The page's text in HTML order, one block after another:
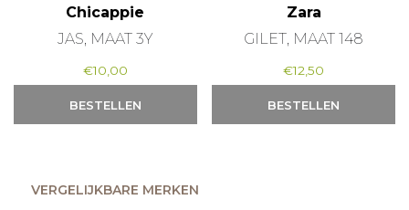
Chicappie
JAS, MAAT 3Y
€10,00
BESTELLEN
Zara
GILET, MAAT 148
€12,50
BESTELLEN
VERGELIJKBARE MERKEN